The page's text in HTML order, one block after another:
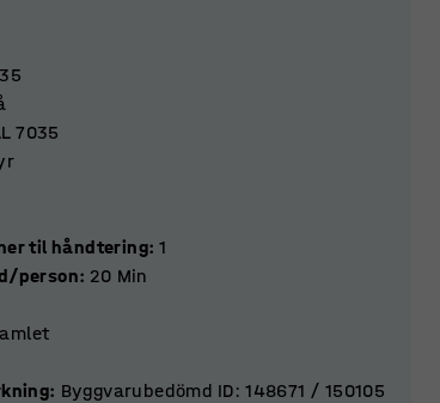
7035
til håndtering: 1
person: 20 Min
: Byggvarubedömd ID: 148671 / 150105